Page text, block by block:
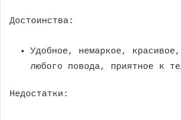
Достоинства:
Удобное, немаркое,
любого повода, приятное к
Недостатки: